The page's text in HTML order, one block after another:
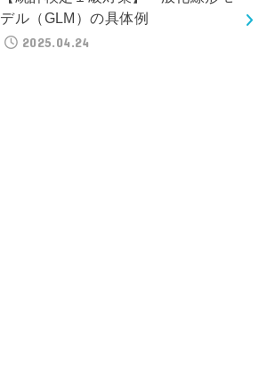
デル（GLM）の具体例
2025.04.24